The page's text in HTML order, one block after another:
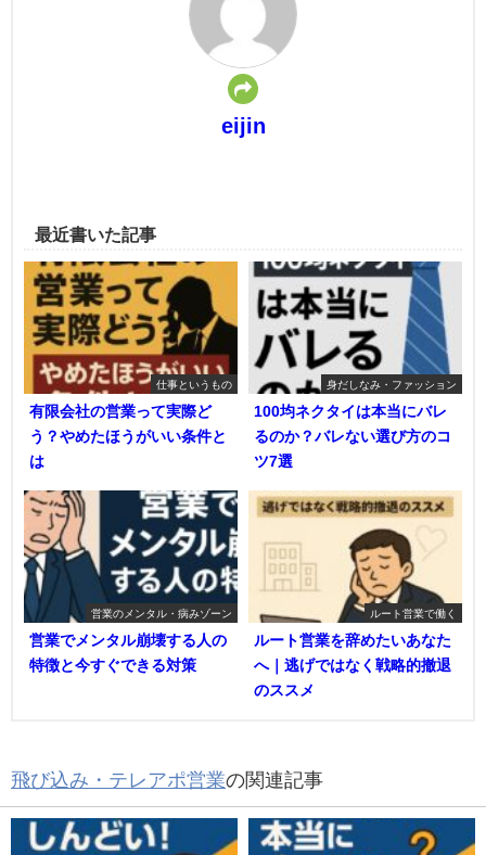
eijin
最近書いた記事
仕事というもの
有限会社の営業って実際ど
う？やめたほうがいい条件と
は
身だしなみ・ファッション
100均ネクタイは本当にバレ
るのか？バレない選び方のコ
ツ7選
営業のメンタル・病みゾーン
営業でメンタル崩壊する人の
特徴と今すぐできる対策
ルート営業で働く
ルート営業を辞めたいあなた
へ｜逃げではなく戦略的撤退
のススメ
飛び込み・テレアポ営業の関連記事